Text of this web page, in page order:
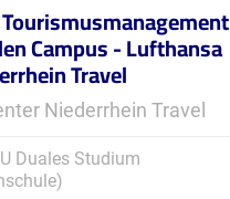
Campus - Lufthansa
Travel
Niederrhein Travel
Duales Studium